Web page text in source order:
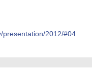
presentation/2012/#04